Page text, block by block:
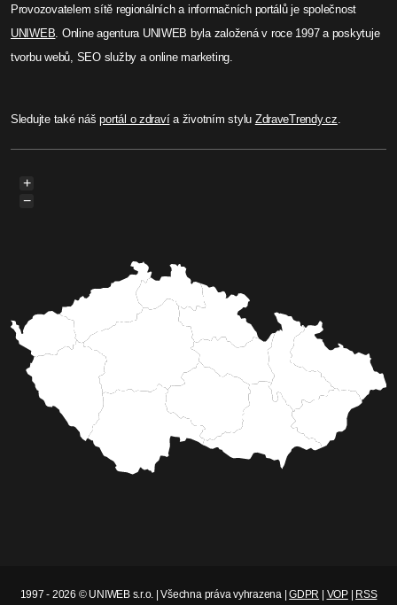
Provozovatelem sítě regionálních a informačních portálů je společnost
UNIWEB. Online agentura UNIWEB byla založená v roce 1997 a poskytuje
tvorbu webů, SEO služby a online marketing.
Sledujte také nášportál o zdravía životním stylu ZdraveTrendy.cz.
+
−
1997 - 2026 © UNIWEB s.r.o. | Všechna práva vyhrazena |GDPR VOP| RSS